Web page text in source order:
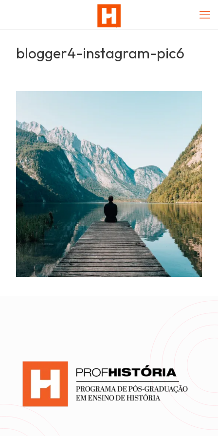
blogger4-instagram-pic6